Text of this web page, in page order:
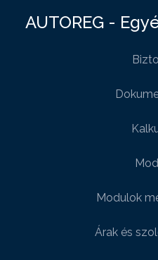
AUTOREG -
Modulok
Árak és